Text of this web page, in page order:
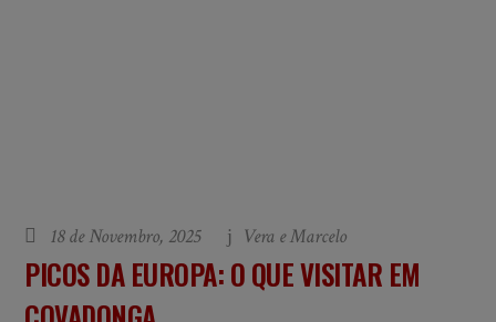
18 de Novembro, 2025 Vera e Marcelo
PICOS DA EUROPA: O QUE VISITAR EM